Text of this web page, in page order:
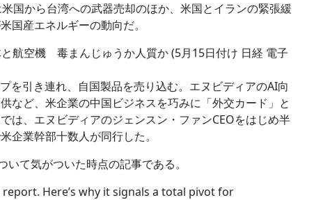
国から台湾への武器売却のほか、米国とイランの緊張緩
国産エネルギーの動向だ。
航空機 毒まんじゅうか人質か (5月15日付け 日経 電子
を引き連れ、自国製品を売り込む。エヌビディアのAI向
など、米企業の中国ビジネスを巧みに「外交カード」と
は、エヌビディアのジェンスン・ファンCEOをはじめ半
企業幹部十数人が同行した。
て気がついた時点の記事である。
Here’s why it signals a total pivot for